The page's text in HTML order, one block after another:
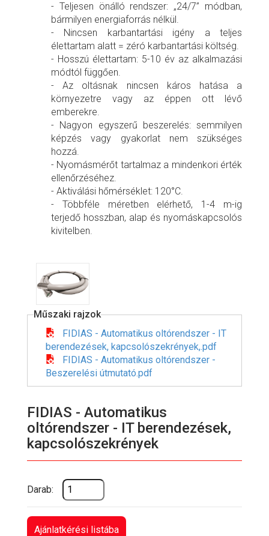
- Teljesen önálló rendszer: „24/7” módban,
bármilyen energiaforrás nélkül.
- Nincsen karbantartási igény a teljes
élettartam alatt = zéró karbantartási költség.
- Hosszú élettartam: 5-10 év az alkalmazási
módtól függően.
- Az oltásnak nincsen káros hatása a
környezetre vagy az éppen ott lévő
emberekre.
- Nagyon egyszerű beszerelés: semmilyen
képzés vagy gyakorlat nem szükséges
hozzá.
- Nyomásmérőt tartalmaz a mindenkori érték
ellenőrzéséhez.
- Aktiválási hőmérséklet: 120°C.
- Többféle méretben elérhető, 1-4 m-ig
terjedő hosszban, alap és nyomáskapcsolós
kivitelben.
Műszaki rajzok
berendezések, kapcsolószekrények,.pdf
Beszerelési útmutató.pdf
FIDIAS - Automatikus
oltórendszer - IT berendezések,
kapcsolószekrények
Darab:
Ajánlatkérési listába